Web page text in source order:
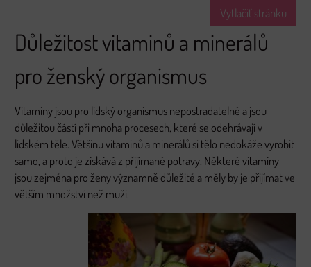
Vytlačiť stránku
Důležitost vitaminů a minerálů
pro ženský organismus
Vitaminy jsou pro lidský organismus nepostradatelné a jsou
důležitou částí při mnoha procesech, které se odehrávají v
lidském těle. Většinu vitaminů a minerálů si tělo nedokáže vyrobit
samo, a proto je získává z přijímané potravy. Některé vitamíny
jsou zejména pro ženy významně důležité a měly by je přijímat ve
větším množství než muži.